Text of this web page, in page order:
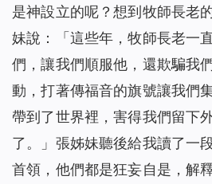
是神設立的呢？想到牧師長老
妹說：「這些年，牧師長老一
們，讓我們順服他，還欺騙我
動，打著傳福音的旗號讓我們
帶到了世界裡，害得我們留下
了。」張姊妹聽後給我讀了一
首領，他們都是狂妄自是，解